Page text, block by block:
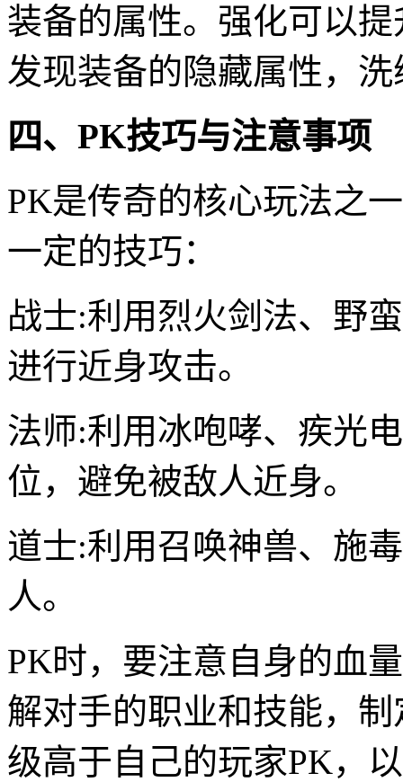
装备的属性。强化可以
发现装备的隐藏属性，
四、PK技巧与注意事项
PK是传奇的核心玩法之
一定的技巧：
战士:利用烈火剑法、野
进行近身攻击。
法师:利用冰咆哮、疾光
位，避免被敌人近身。
道士:利用召唤神兽、施
人。
PK时，要注意自身的血
解对手的职业和技能，
级高于自己的玩家PK，